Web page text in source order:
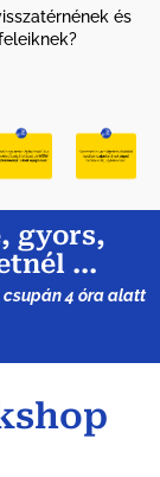
és
gyors,
...
csupán 4 óra alatt